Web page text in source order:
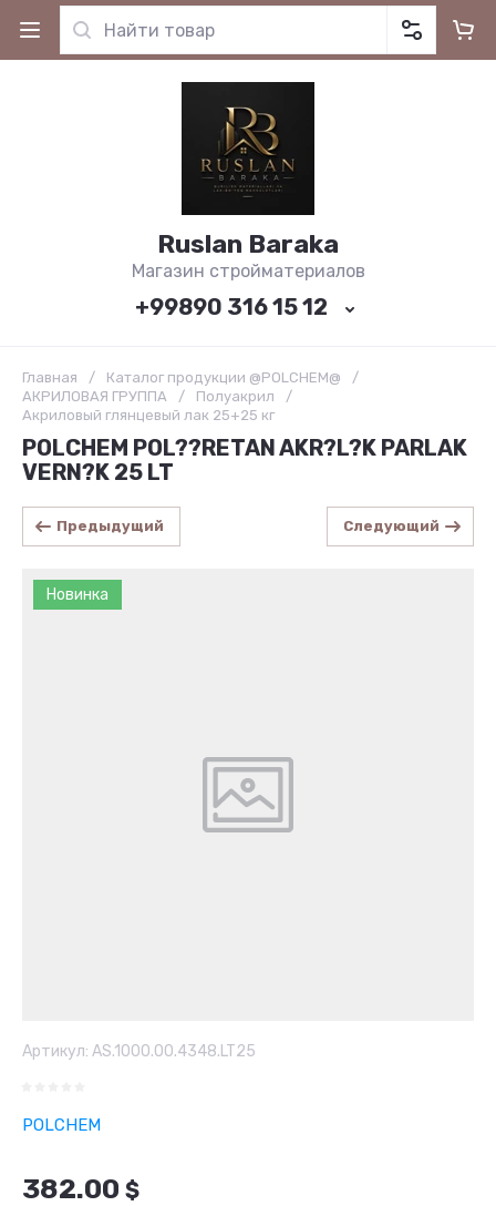
Ruslan Baraka
Магазин стройматериалов
+99890 316 15 12
Главная / Каталог продукции @POLCHEM@
/
АКРИЛОВАЯ ГРУППА
/ Полуакрил
/
Акриловый глянцевый лак 25+25 кг
POLCHEM POL??RETAN AKR?L?K PARLAK
VERN?K 25 LT
Предыдущий Следующий
Новинка
Артикул: AS.1000.00.4348.LT25
POLCHEM
382.00 $